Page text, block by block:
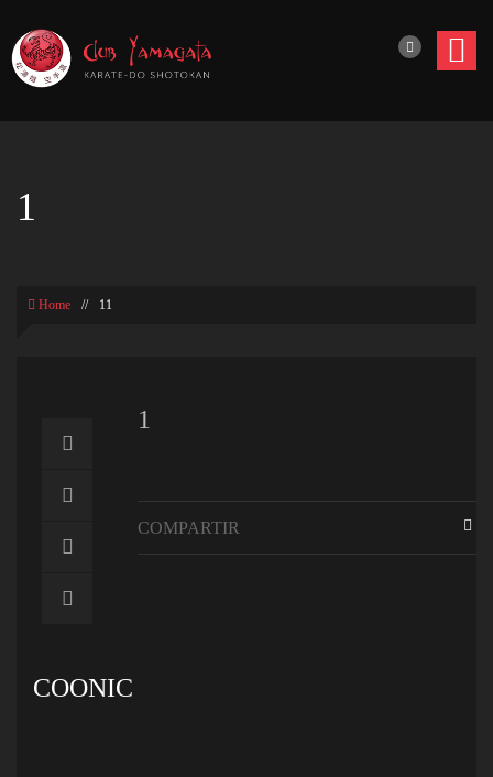
1
Home // 11
1
COMPARTIR
COONIC